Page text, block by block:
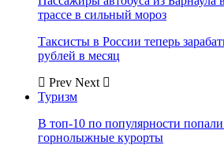
трассе в сильный мороз
Таксисты в России теперь
рублей в месяц
Prev Next
Туризм
В топ-10 по популярности попали
горнолыжные курорты